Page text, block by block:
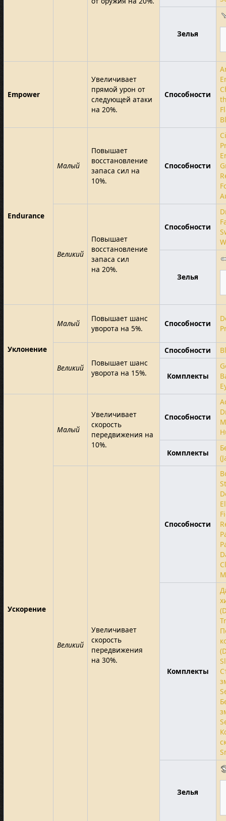
Зелья
Empower
Увеличивает
прямой урон от
следующей атаки
на 20%.
Способности
Endurance
Малый
Повышает
восстановление
запаса сил на
10%.
Способности
Великий
Повышает
восстановление
запаса сил
на 20%.
Способности
Зелья
Уклонение
Малый
Повышает шанс
уворота на 5%.
Способности
Великий
Повышает шанс
уворота на 15%.
Способности
Комплекты
Ускорение
Малый
Увеличивает
скорость
передвижения на
10%.
Способности
Комплекты
Великий
Увеличивает
скорость
передвижения
на 30%.
Способности
Комплекты
Зелья